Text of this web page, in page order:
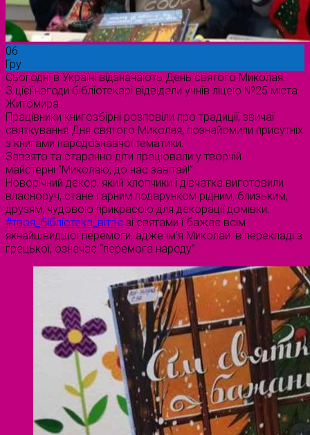
06
Гру
Сьогодні в Україні відзначають День святого Миколая.
З цієї нагоди бібліотекарі відвідали учнів ліцею №25 міста
Житомира.
Працівники книгозбірні розповіли про традиції, звичаї
святкування Дня святого Миколая, познайомили присутніх
з книгами народознавчої тематики.
Завзято та старанно діти працювали у творчій
майстерні “Миколаю, до нас завітай!”.
Новорічний декор, який хлопчики і дівчатка виготовили
власноруч, стане гарним подарунком рідним, близьким,
друзям, чудовою прикрасою для декорації домівки.
#твоя_бібліотека_вітає зі святами і бажає всім
якнайшвидшої перемоги, адже ім’я Миколай, в перекладі з
грецької, означає “перемога народу”.